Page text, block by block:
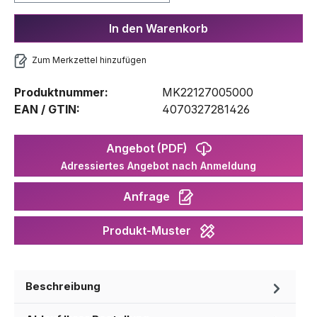
In den Warenkorb
Zum Merkzettel hinzufügen
Produktnummer:
MK22127005000
EAN / GTIN:
4070327281426
Angebot (PDF)
Adressiertes Angebot nach Anmeldung
Anfrage
Produkt-Muster
Beschreibung